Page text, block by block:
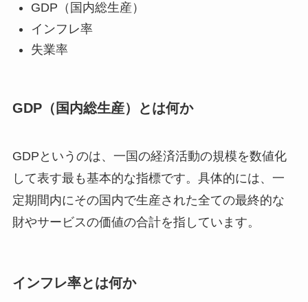
GDP（国内総生産）
インフレ率
失業率
GDP（国内総生産）とは何か
GDPというのは、一国の経済活動の規模を数値化
して表す最も基本的な指標です。具体的には、一
定期間内にその国内で生産された全ての最終的な
財やサービスの価値の合計を指しています。
インフレ率とは何か